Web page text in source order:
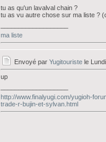
tu as qu'un lavalval chain ?
tu as vu autre chose sur ma liste ?
ma liste
Envoyé par Yugitouriste le
up
http://www.finalyugi.com/yugioh-
trade-r-bujin-et-sylvan.html